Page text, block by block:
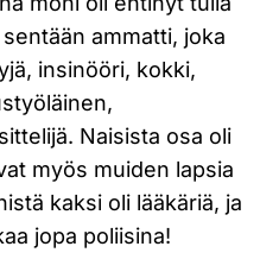
ammatti, joka
insinööri, kokki,
Naisista osa oli
myös muiden lapsia
kaksi oli lääkäriä, ja
jopa poliisina!